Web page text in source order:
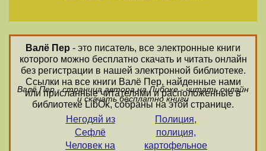
Валё Пер - это писатель, все электронные книги
которого можно бесплатно скачать и читать онлайн
без регистрации в нашей электронной библиотеке.
Ссылки на все книги Валё Пер, найденные нами
или присланные читателями и расположенные в
библиотеке LibOk, собраны на этой странице.
Валё Пер - страница автора на Либоке - читать онлайн
и скачать бесплатно книги
Негодяй из
Сефлё
Человек на
Полиция,
полиция,
картофельное